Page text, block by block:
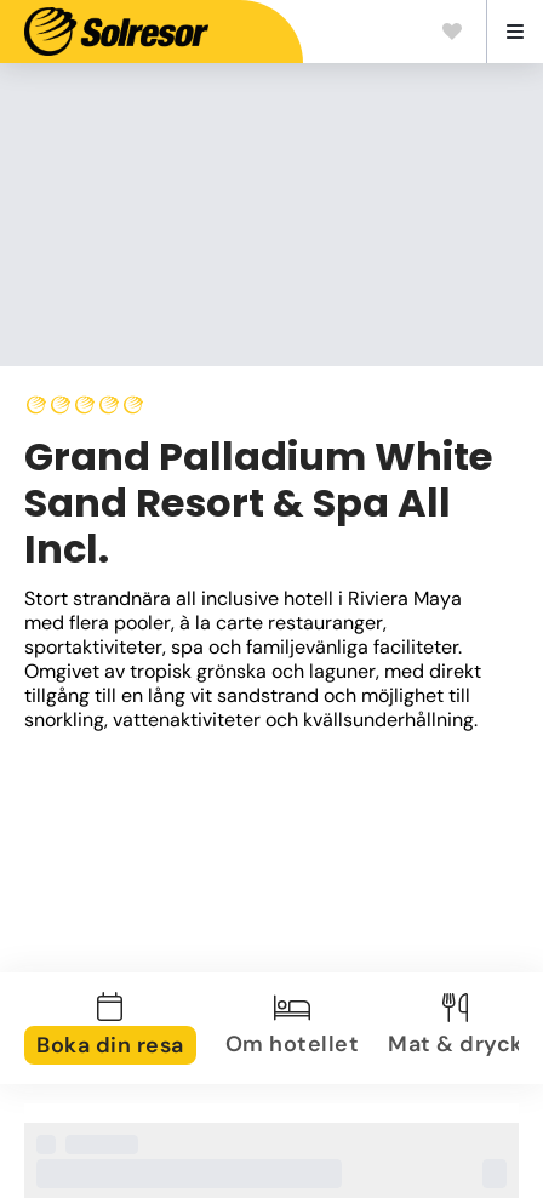
Grand Palladium White
Sand Resort & Spa All
Incl.
Stort strandnära all inclusive hotell i Riviera Maya
med flera pooler, à la carte restauranger,
sportaktiviteter, spa och familjevänliga faciliteter.
Omgivet av tropisk grönska och laguner, med direkt
tillgång till en lång vit sandstrand och möjlighet till
snorkling, vattenaktiviteter och kvällsunderhållning.
Boka din resa Om hotellet Mat & dryck